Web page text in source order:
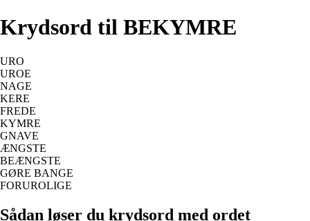
Krydsord til BEKYMRE
URO
UROE
NAGE
KERE
FREDE
KYMRE
GNAVE
ÆNGSTE
BEÆNGSTE
GØRE BANGE
FORUROLIGE
Sådan løser du krydsord med ordet